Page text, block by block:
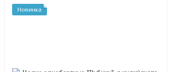
Новинка